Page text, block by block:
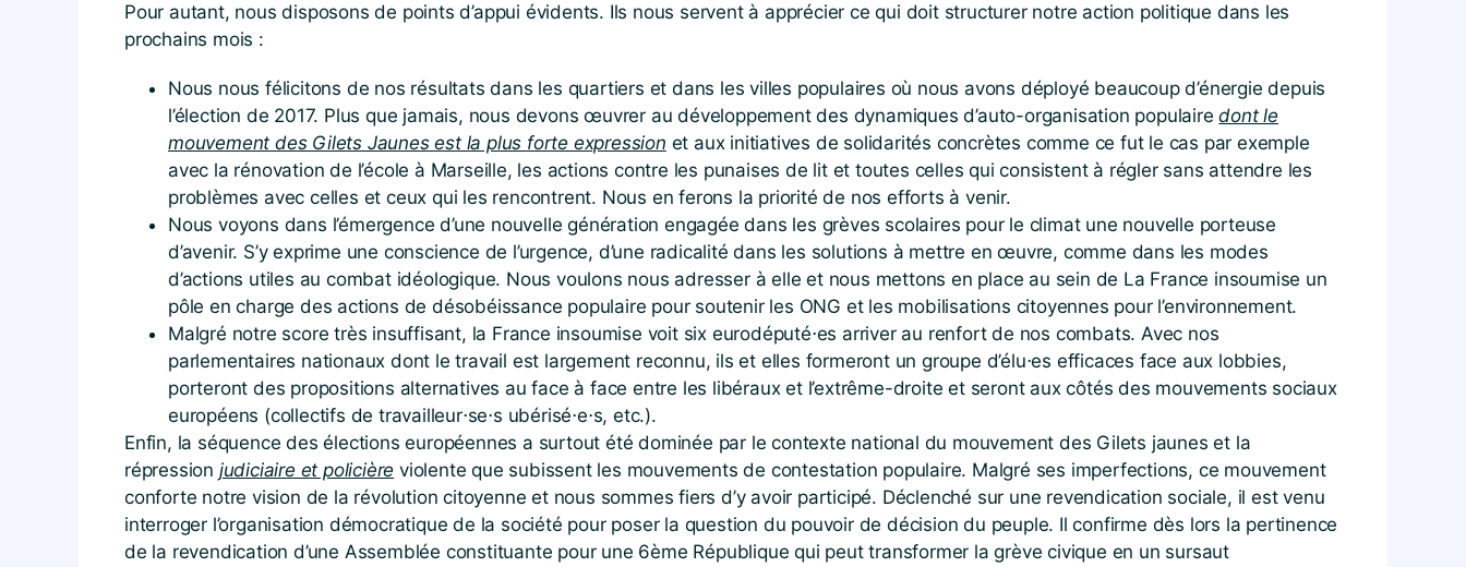
Pour autant, nous disposons de points d’appui évidents. Ils nous servent à apprécier ce qui doit structurer notre action politique dans les
prochains mois :
Nous nous félicitons de nos résultats dans les quartiers et dans les villes populaires où nous avons déployé beaucoup d’énergie depuis
l’élection de 2017. Plus que jamais, nous devons œuvrer au développement des dynamiques d’auto-organisation populairedont le
mouvement des Gilets Jaunes est la plus forte expression et aux initiatives de solidarités concrètes comme ce fut le cas par exemple
avec la rénovation de l’école à Marseille, les actions contre les punaises de lit et toutes celles qui consistent à régler sans attendre les
problèmes avec celles et ceux qui les rencontrent. Nous en ferons la priorité de nos efforts à venir.
Nous voyons dans l’émergence d’une nouvelle génération engagée dans les grèves scolaires pour le climat une nouvelle porteuse
d’avenir. S’y exprime une conscience de l’urgence, d’une radicalité dans les solutions à mettre en œuvre, comme dans les modes
d’actions utiles au combat idéologique. Nous voulons nous adresser à elle et nous mettons en place au sein de La France insoumise un
pôle en charge des actions de désobéissance populaire pour soutenir les ONG et les mobilisations citoyennes pour l’environnement.
Malgré notre score très insuffisant, la France insoumise voit six eurodéputé⋅es arriver au renfort de nos combats. Avec nos
parlementaires nationaux dont le travail est largement reconnu, ils et elles formeront un groupe d’élu⋅es efficaces face aux lobbies,
porteront des propositions alternatives au face à face entre les libéraux et l’extrême-droite et seront aux côtés des mouvements sociaux
européens (collectifs de travailleur⋅se⋅s ubérisé⋅e⋅s, etc.).
Enfin, la séquence des élections européennes a surtout été dominée par le contexte national du mouvement des Gilets jaunes et la
répression judiciaire et policière violente que subissent les mouvements de contestation populaire. Malgré ses imperfections, ce mouvement
conforte notre vision de la révolution citoyenne et nous sommes fiers d’y avoir participé. Déclenché sur une revendication sociale, il est venu
interroger l’organisation démocratique de la société pour poser la question du pouvoir de décision du peuple. Il confirme dès lors la pertinence
de la revendication d’une Assemblée constituante pour une 6ème République qui peut transformer la grève civique en un sursaut